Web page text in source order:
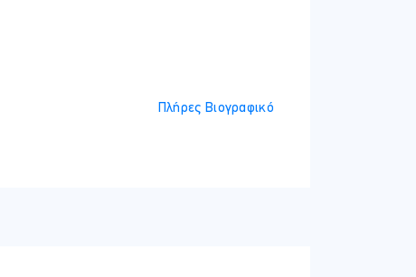
Πλήρες Βιογραφικό